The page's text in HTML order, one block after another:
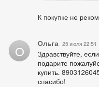
К покупке не
О Ольга 25 июля 22:51
Здравствуйте,
подарите
купить.
спасибо!